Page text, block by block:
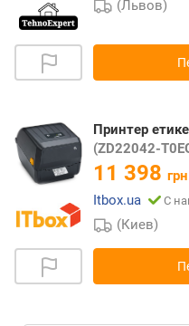
(Львов)
Принтер
(ZD22042-
11 398
Itbox.ua
С
(Киев)